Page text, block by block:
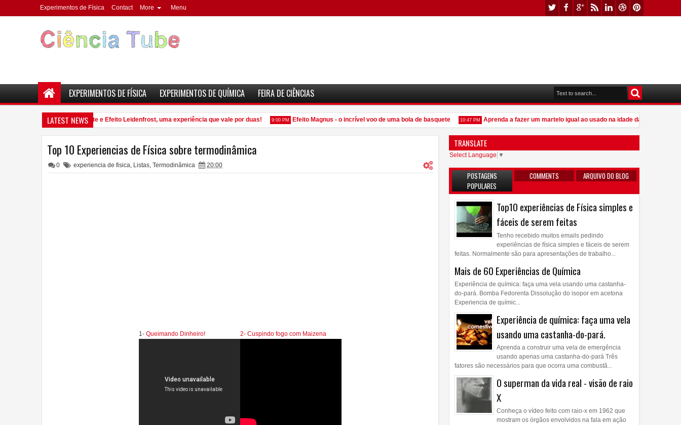
Experimentos de Física Contact More Menu
EXPERIMENTOS DE FÍSICA EXPERIMENTOS DE QUÍMICA FEIRA DE CIÊNCIAS
LATEST NEWS
Gel superabsorvente e Efeito Leidenfrost, uma experiência que vale por duas! 9:00 PM Efeito Magnus - o incrível voo de uma bola de basquete 10:47 PM Aprenda a fazer um martelo igual ao usado na idade da pedra
Top 10 Experiencias de Física sobre termodinâmica
0 experiencia de fisica, Listas, Termodinâmica 20:00
1- Queimando Dinheiro! 2- Cuspindo fogo com Maizena
TRANSLATE
Select Language ▼
POSTAGENS
POPULARES
COMMENTS ARQUIVO DO BLOG
Top10 experiências de Física simples e
fáceis de serem feitas
Tenho recebido muitos emails pedindo
experiências de física simples e fáceis de serem
feitas. Normalmente são para apresentações de trabalho...
Mais de 60 Experiências de Química
Experiência de química: faça uma vela usando uma castanha-
do-pará. Bomba Fedorenta Dissolução do isopor em acetona
Experiencia de químic...
Experiência de química: faça uma vela
usando uma castanha-do-pará.
Aprenda a construir uma vela de emergência
usando apenas uma castanha-do-pará Três
fatores são necessários para que ocorra uma combustã...
O superman da vida real - visão de raio
X
Conheça o vídeo feito com raio-x em 1962 que
mostram os órgãos envolvidos na fala em ação